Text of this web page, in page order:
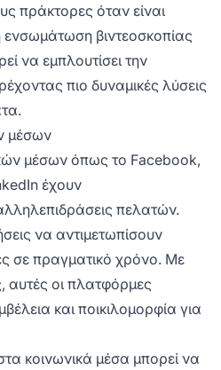
πράκτορες όταν είναι
βιντεοσκοπίας
να εμπλουτίσει την
πιο δυναμικές λύσεις
μέσων
μέσων όπως το Facebook,
έχουν
πελατών.
να αντιμετωπίσουν
σε πραγματικό χρόνο. Με
αυτές οι πλατφόρμες
και ποικιλομορφία για
κοινωνικά μέσα μπορεί να